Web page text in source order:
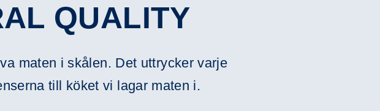
QUALITY
maten i skålen. Det uttrycker varje
till köket vi lagar maten i.